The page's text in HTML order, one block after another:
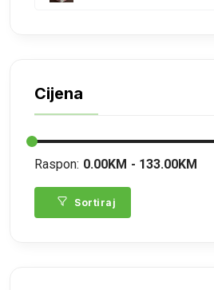
Cijena
Raspon: 0.00KM 133.00KM
Sortiraj